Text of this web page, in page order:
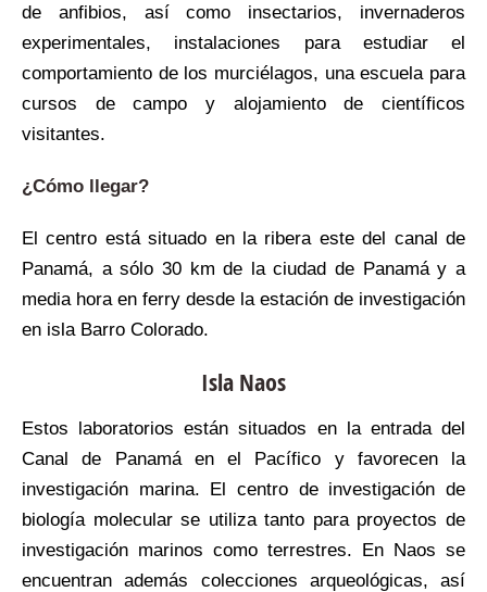
de anfibios, así como insectarios, invernaderos
experimentales, instalaciones para estudiar el
comportamiento de los murciélagos, una escuela para
cursos de campo y alojamiento de científicos
visitantes.
¿Cómo llegar?
El centro está situado en la ribera este del canal de
Panamá, a sólo 30 km de la ciudad de Panamá y a
media hora en ferry desde la estación de investigación
en isla Barro Colorado.
Isla Naos
Estos laboratorios están situados en la entrada del
Canal de Panamá en el Pacífico y favorecen la
investigación marina. El centro de investigación de
biología molecular se utiliza tanto para proyectos de
investigación marinos como terrestres. En Naos se
encuentran además colecciones arqueológicas, así